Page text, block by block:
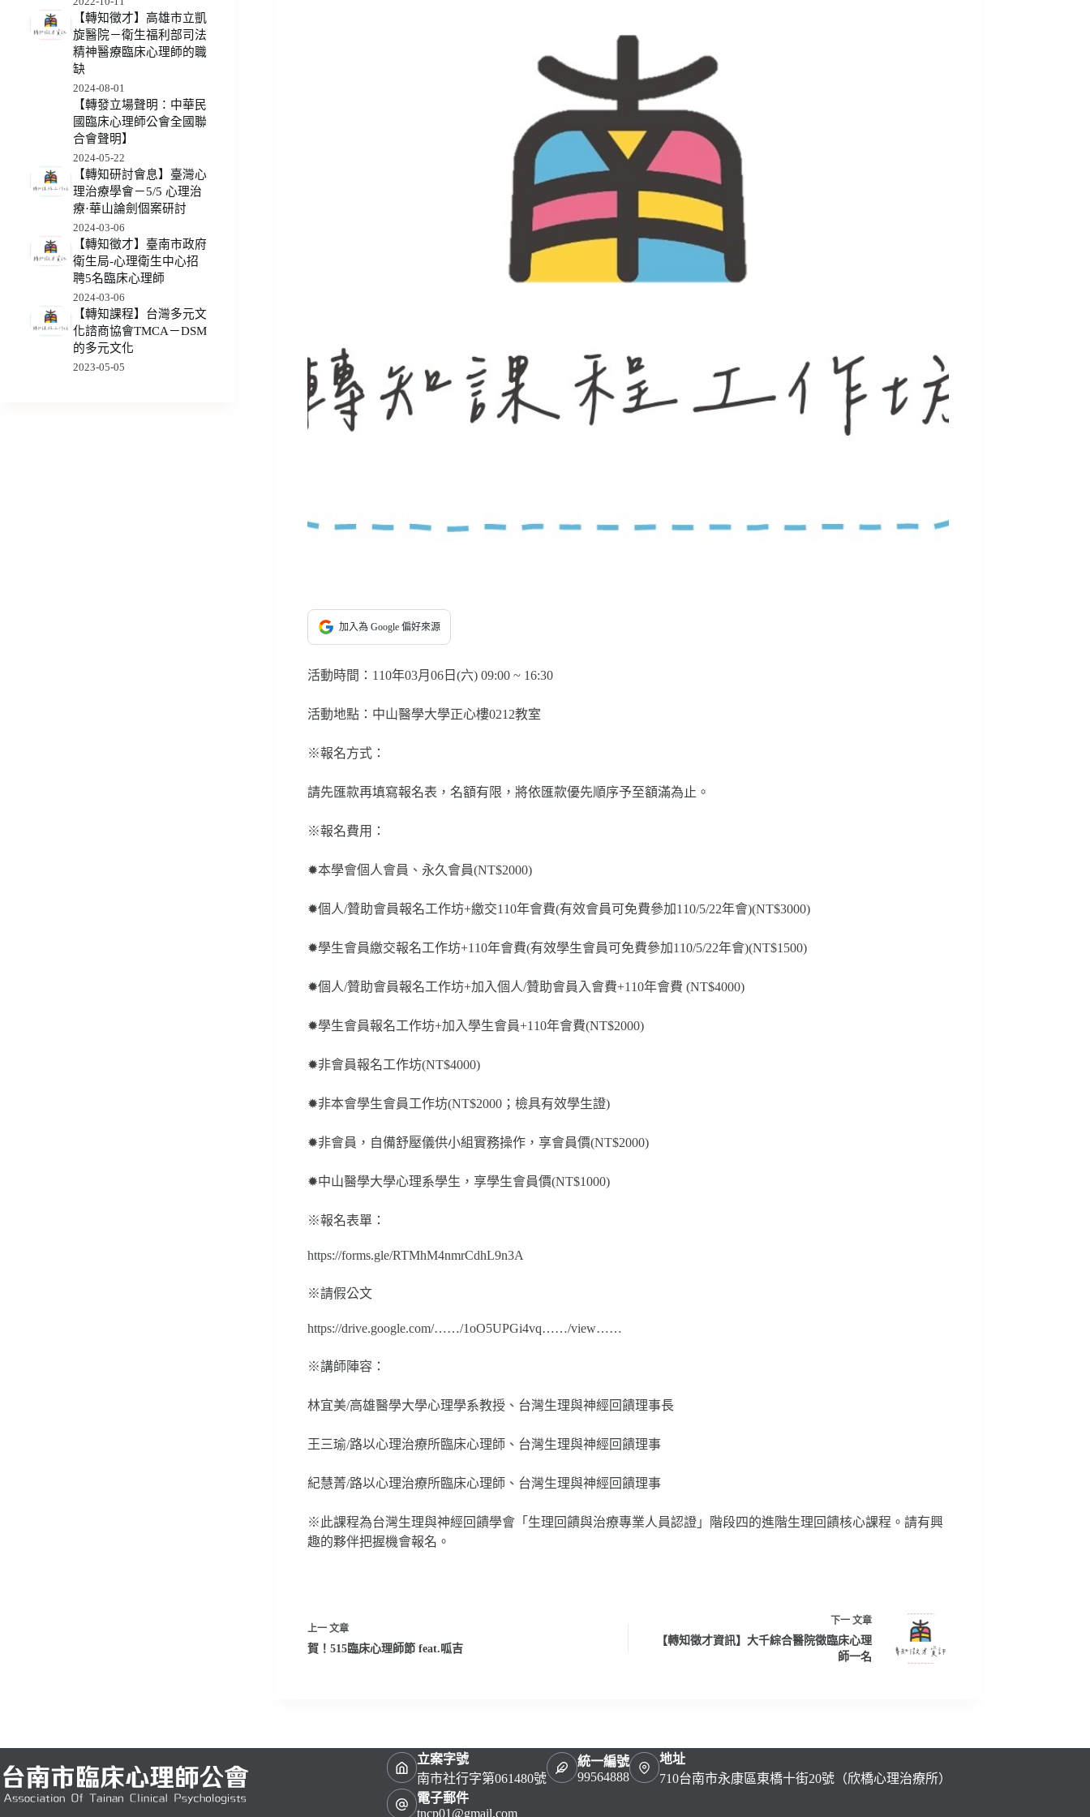
加入為 Google 偏好來源
活動時間：110年03月06日(六) 09:00 ~ 16:30
活動地點：中山醫學大學正心樓0212教室
※報名方式：
請先匯款再填寫報名表，名額有限，將依匯款優先順序予至額滿為止。
※報名費用：
✹本學會個人會員、永久會員(NT$2000)
✹個人/贊助會員報名工作坊+繳交110年會費(有效會員可免費參加110/5/22年會)(NT$3000)
✹學生會員繳交報名工作坊+110年會費(有效學生會員可免費參加110/5/22年會)(NT$1500)
✹個人/贊助會員報名工作坊+加入個人/贊助會員入會費+110年會費 (NT$4000)
✹學生會員報名工作坊+加入學生會員+110年會費(NT$2000)
✹非會員報名工作坊(NT$4000)
✹非本會學生會員工作坊(NT$2000；檢具有效學生證)
✹非會員，自備舒壓儀供小組實務操作，享會員價(NT$2000)
✹中山醫學大學心理系學生，享學生會員價(NT$1000)
※報名表單：
https://forms.gle/RTMhM4nmrCdhL9n3A
※請假公文
https://drive.google.com/……/1oO5UPGi4vq……/view……
※講師陣容：
林宜美/高雄醫學大學心理學系教授、台灣生理與神經回饋理事長
王三瑜/路以心理治療所臨床心理師、台灣生理與神經回饋理事
紀慧菁/路以心理治療所臨床心理師、台灣生理與神經回饋理事
※此課程為台灣生理與神經回饋學會「生理回饋與治療專業人員認證」階段四的進階生理回饋核心課程。請有興
趣的夥伴把握機會報名。
上一 文章
賀！515臨床心理師節 feat.呱吉
下一 文章
【轉知徵才資訊】大千綜合醫院徵臨床心理
師一名
【轉知徵才】高雄市立凱
旋醫院－衛生福利部司法
精神醫療臨床心理師的職
缺
2024-08-01
【轉發立場聲明：中華民
國臨床心理師公會全國聯
合會聲明】
2024-05-22
【轉知研討會息】臺灣心
理治療學會－5/5 心理治
療·華山論劍個案研討
2024-03-06
【轉知徵才】臺南市政府
衛生局-心理衛生中心招
聘5名臨床心理師
2024-03-06
【轉知課程】台灣多元文
化諮商協會TMCA－DSM
的多元文化
2023-05-05
立案字號
南市社行字第061480號
統一編號
99564888
地址
710台南市永康區東橋十街20號（欣橋心理治療所）
電子郵件
tncp01@gmail.com